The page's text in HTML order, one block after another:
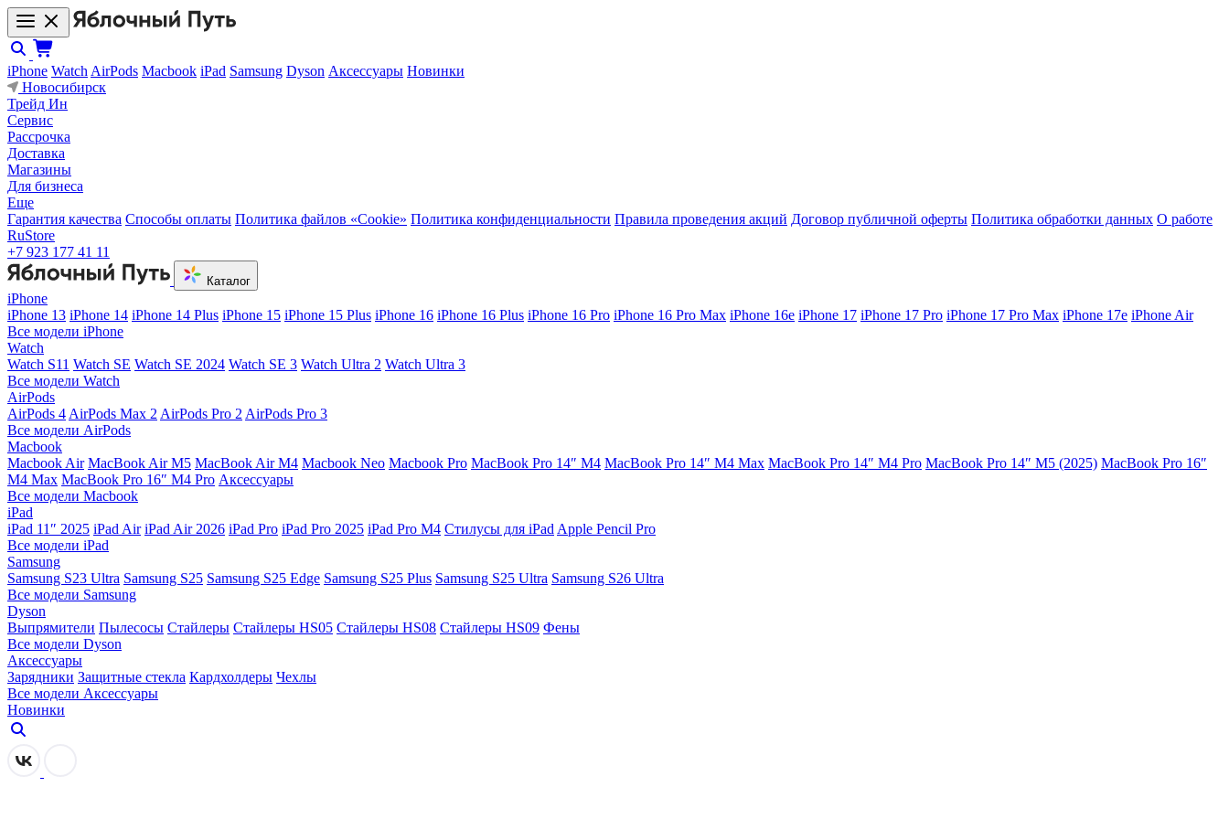
iPhone Watch AirPods Macbook iPad Samsung Dyson Аксессуары Новинки
Новосибирск
Трейд Ин
Сервис
Рассрочка
Доставка
Магазины
Для бизнеса
Еще
Гарантия качества Способы оплаты Политика файлов «Cookie» Политика конфиденциальности Правила проведения акций Договор публичной оферты Политика обработки данных О работе
RuStore
+7 923 177 41 11
Каталог
iPhone
iPhone 13 iPhone 14 iPhone 14 Plus iPhone 15 iPhone 15 Plus iPhone 16 iPhone 16 Plus iPhone 16 Pro iPhone 16 Pro Max iPhone 16e iPhone 17 iPhone 17 Pro iPhone 17 Pro Max iPhone 17e iPhone Air
Все модели iPhone
Watch
Watch S11 Watch SE Watch SE 2024 Watch SE 3 Watch Ultra 2 Watch Ultra 3
Все модели Watch
AirPods
AirPods 4 AirPods Max 2 AirPods Pro 2 AirPods Pro 3
Все модели AirPods
Macbook
Macbook Air MacBook Air M5 MacBook Air М4 Macbook Neo Macbook Pro MacBook Pro 14″ M4 MacBook Pro 14″ M4 Max MacBook Pro 14″ M4 Pro MacBook Pro 14″ M5 (2025) MacBook Pro 16″
M4 Max MacBook Pro 16″ M4 Pro Аксессуары
Все модели Macbook
iPad
iPad 11″ 2025 iPad Air iPad Air 2026 iPad Pro iPad Pro 2025 iPad Pro M4 Стилусы для iPad Apple Pencil Pro
Все модели iPad
Samsung
Samsung S23 Ultra Samsung S25 Samsung S25 Edge Samsung S25 Plus Samsung S25 Ultra Samsung S26 Ultra
Все модели Samsung
Dyson
Выпрямители Пылесосы Стайлеры Стайлеры HS05 Стайлеры HS08 Стайлеры HS09 Фены
Все модели Dyson
Аксессуары
Зарядники Защитные стекла Кардхолдеры Чехлы
Все модели Аксессуары
Новинки